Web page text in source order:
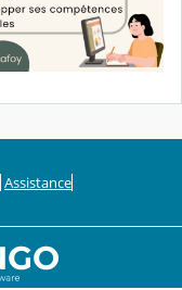
Assistance